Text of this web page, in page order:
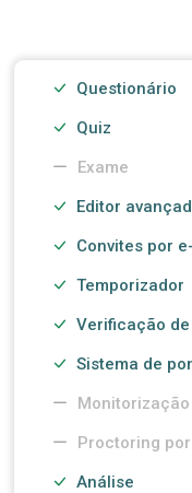
Questionário
Quiz
Exame
Editor
Convites por
Temporizador
Verificação
Sistema de
Proctoring
Análise